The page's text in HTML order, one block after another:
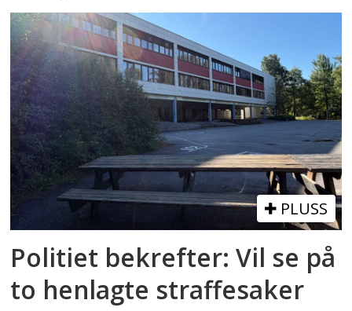
PLUSS
Politiet bekrefter: Vil se på
to henlagte straffesaker